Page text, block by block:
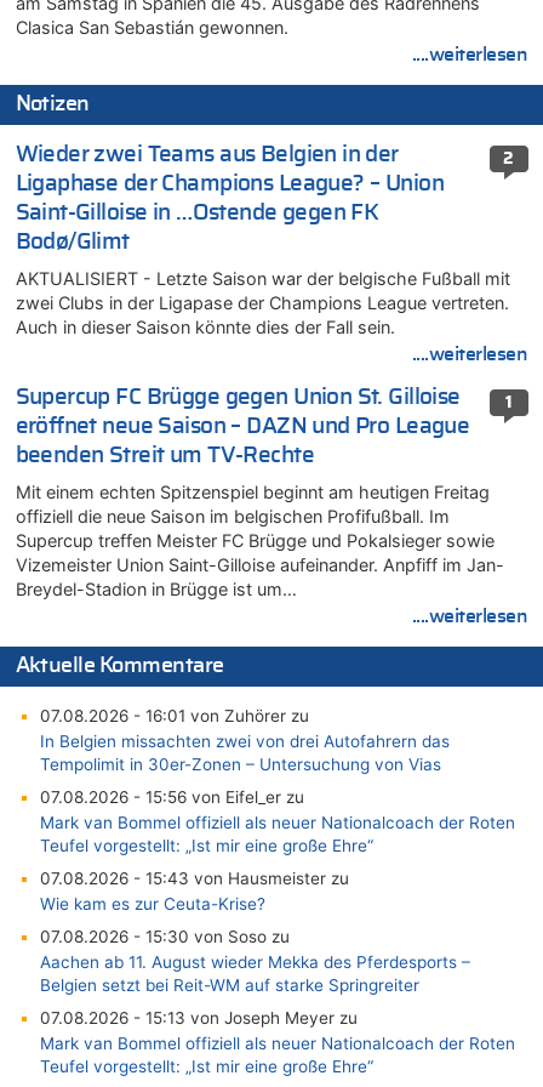
Clasica San Sebastián gewonnen.
....weiterlesen
Notizen
2
Wieder zwei Teams aus Belgien in der
Ligaphase der Champions League? – Union
Saint-Gilloise in …Ostende gegen FK
Bodø/Glimt
AKTUALISIERT - Letzte Saison war der belgische Fußball mit
zwei Clubs in der Ligapase der Champions League vertreten.
Auch in dieser Saison könnte dies der Fall sein.
....weiterlesen
1
Supercup FC Brügge gegen Union St. Gilloise
eröffnet neue Saison – DAZN und Pro League
beenden Streit um TV-Rechte
Mit einem echten Spitzenspiel beginnt am heutigen Freitag
offiziell die neue Saison im belgischen Profifußball. Im
Supercup treffen Meister FC Brügge und Pokalsieger sowie
Vizemeister Union Saint-Gilloise aufeinander. Anpfiff im Jan-
Breydel-Stadion in Brügge ist um…
....weiterlesen
Aktuelle Kommentare
07.08.2026 - 16:01 von Zuhörer zu
In Belgien missachten zwei von drei Autofahrern das
Tempolimit in 30er-Zonen – Untersuchung von Vias
07.08.2026 - 15:56 von Eifel_er zu
Mark van Bommel offiziell als neuer Nationalcoach der Roten
Teufel vorgestellt: „Ist mir eine große Ehre“
07.08.2026 - 15:43 von Hausmeister zu
Wie kam es zur Ceuta-Krise?
07.08.2026 - 15:30 von Soso zu
Aachen ab 11. August wieder Mekka des Pferdesports –
Belgien setzt bei Reit-WM auf starke Springreiter
07.08.2026 - 15:13 von Joseph Meyer zu
Mark van Bommel offiziell als neuer Nationalcoach der Roten
Teufel vorgestellt: „Ist mir eine große Ehre“